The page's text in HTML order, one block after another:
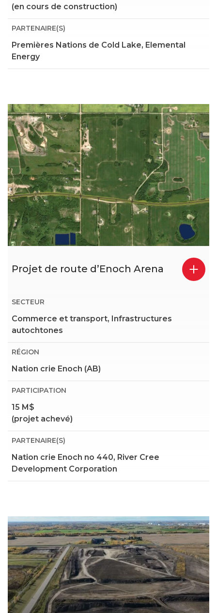
(en cours de construction)
PARTENAIRE(S)
Premières Nations de Cold Lake, Elemental
Energy
Projet de route d’Enoch Arena
SECTEUR
Commerce et transport, Infrastructures
autochtones
RÉGION
Nation crie Enoch (AB)
PARTICIPATION
15 M$
(projet achevé)
PARTENAIRE(S)
Nation crie Enoch no 440, River Cree
Development Corporation